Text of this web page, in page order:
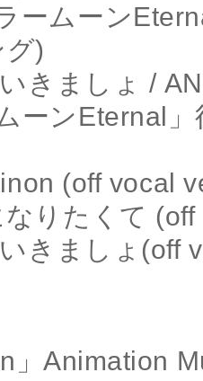
ームーン
)
きましょ /
ーンEternal
(off vocal
りたくて
きましょ(off
」Animation